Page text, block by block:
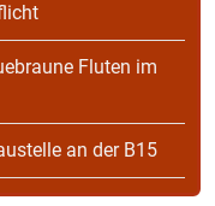
Fluten im
an der B15